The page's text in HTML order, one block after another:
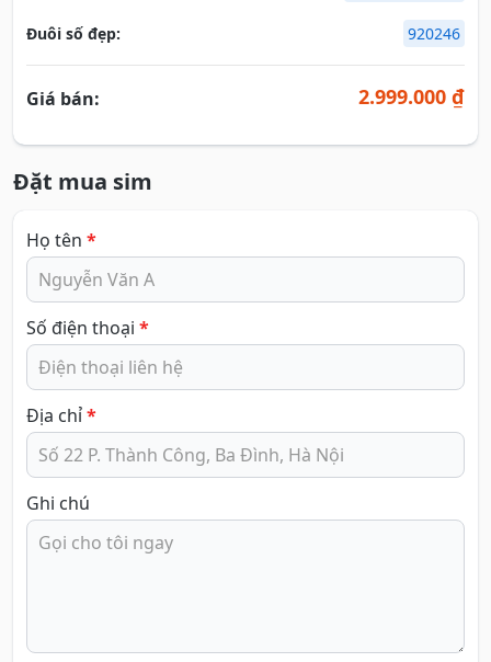
Đuôi số đẹp: 920246
Giá bán: 2.999.000 ₫
Đặt mua sim
Họ tên *
Số điện thoại *
Địa chỉ*
Ghi chú